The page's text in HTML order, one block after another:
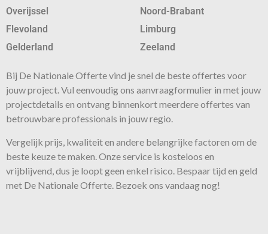
Overijssel
Flevoland
Gelderland
Noord-Brabant
Limburg
Zeeland
Bij De Nationale Offerte vind je snel de besteoffertes voor
jouw project. Vul eenvoudig ons aanvraagformulier in met jouw
projectdetails en ontvang binnenkort meerdere offertes van
betrouwbare professionals in jouw regio.
Vergelijk prijs, kwaliteit en andere belangrijke factoren om de
beste keuze te maken. Onzeservice is kosteloos en
vrijblijvend, dus je loopt geen enkel risico. Bespaar tijd en geld
met De Nationale Offerte. Bezoek ons vandaag nog!